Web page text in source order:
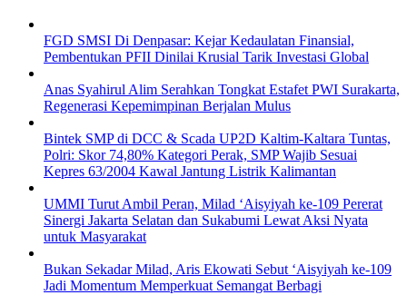
FGD SMSI Di Denpasar: Kejar Kedaulatan Finansial,
Pembentukan PFII Dinilai Krusial Tarik Investasi Global
Anas Syahirul Alim Serahkan Tongkat Estafet PWI Surakarta,
Regenerasi Kepemimpinan Berjalan Mulus
Bintek SMP di DCC & Scada UP2D Kaltim-Kaltara Tuntas,
Polri: Skor 74,80% Kategori Perak, SMP Wajib Sesuai
Kepres 63/2004 Kawal Jantung Listrik Kalimantan
UMMI Turut Ambil Peran, Milad ‘Aisyiyah ke-109 Pererat
Sinergi Jakarta Selatan dan Sukabumi Lewat Aksi Nyata
untuk Masyarakat
Bukan Sekadar Milad, Aris Ekowati Sebut ‘Aisyiyah ke-109
Jadi Momentum Memperkuat Semangat Berbagi